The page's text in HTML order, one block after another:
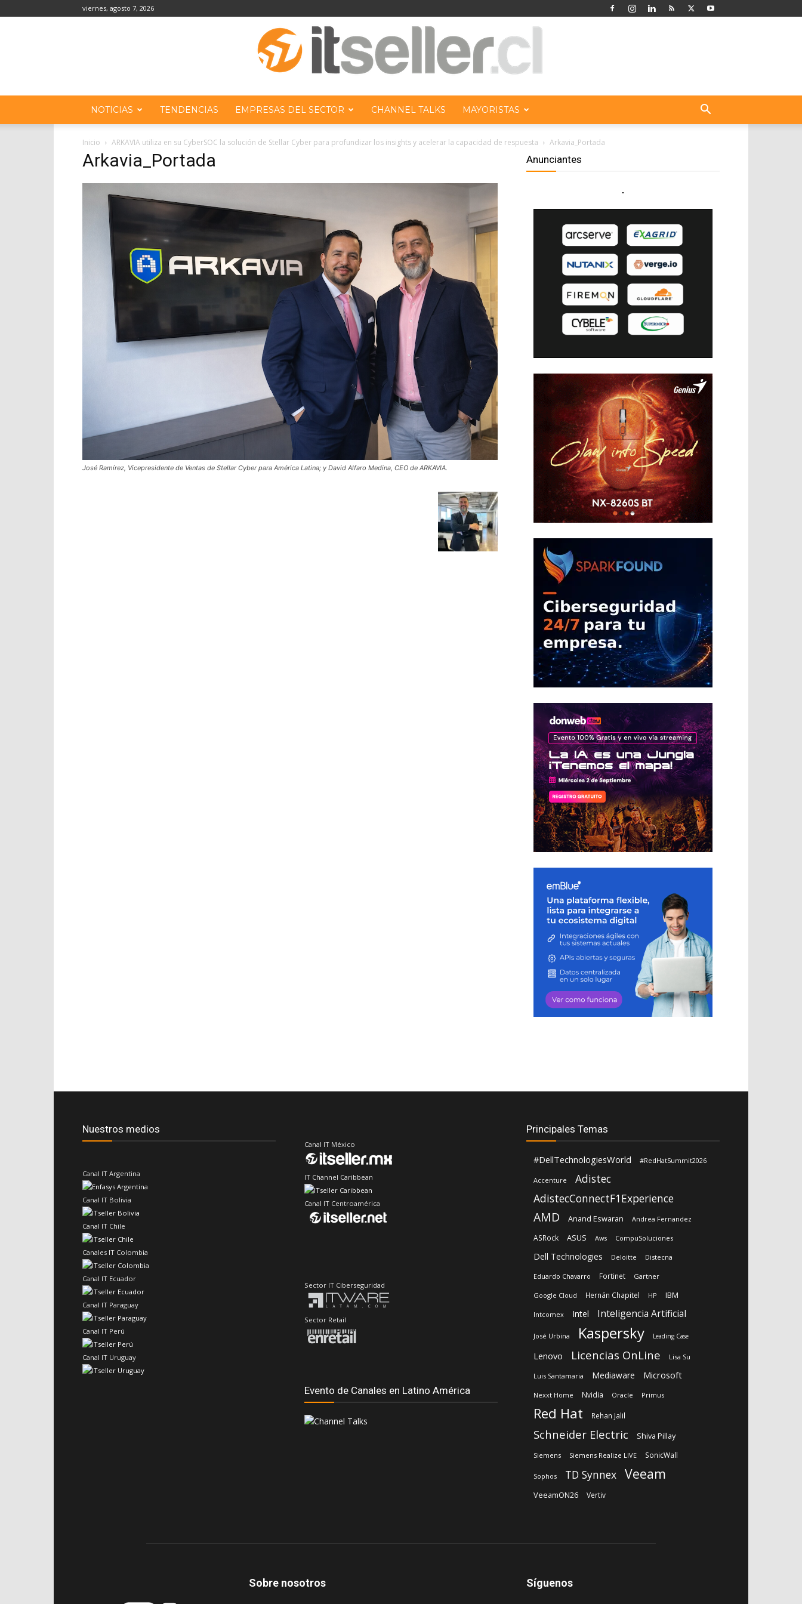
viernes, agosto 7, 2026
NOTICIAS TENDENCIAS EMPRESAS DEL SECTOR CHANNEL TALKS MAYORISTAS
Inicio ARKAVIA utiliza en su CyberSOC la solución de Stellar Cyber para profundizar los insights y acelerar la capacidad de respuesta Arkavia_Portada
Arkavia_Portada
José Ramírez, Vicepresidente de Ventas de Stellar Cyber para América Latina; y David Alfaro Medina, CEO de ARKAVIA.
Anunciantes
Nuestros medios
Canal IT Argentina
Canal IT Bolivia
Canal IT Chile
Canales IT Colombia
Canal IT Ecuador
Canal IT Paraguay
Canal IT Perú
Canal IT Uruguay
Canal IT México
IT Channel Caribbean
Canal IT Centroamérica
Sector IT Ciberseguridad
Sector Retail
Evento de Canales en Latino América
Principales Temas
#DellTechnologiesWorld #RedHatSummit2026
Accenture
Adistec
AdistecConnectF1Experience
AMD Anand Eswaran Andrea Fernandez
ASRock ASUS Aws CompuSoluciones
Dell Technologies Deloitte Distecna
Eduardo Chavarro Fortinet Gartner
Google Cloud Hernán Chapitel HP IBM
Intcomex Intel Inteligencia Artificial
José Urbina Kaspersky Leading Case
Lenovo Licencias OnLine Lisa Su
Luis Santamaria Mediaware Microsoft
Nexxt Home Nvidia Oracle Primus
Red Hat Rehan Jalil
Schneider Electric Shiva Pillay
Siemens Siemens Realize LIVE SonicWall
Sophos TD Synnex Veeam
VeeamON26 Vertiv
Sobre nosotros Síguenos